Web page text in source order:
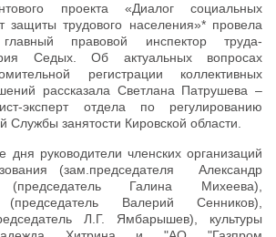
проекта «Диалог социальных
защиты трудового населения»* провела
правовой инспектор труда-
Седых. Об актуальных вопросах
регистрации коллективных
рассказала Светлана Патрушева –
эксперт отдела по регулированию
Службы занятости Кировской области.
дня руководители членских организаций
(зам.председателя Александр
Галина Михеева),
(председатель Валерий Сенников),
Л.Г. Ямбарышев), культуры